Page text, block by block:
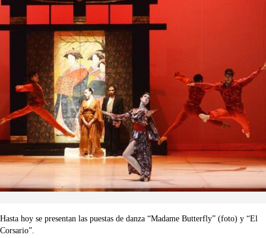
Hasta hoy se presentan las puestas de danza “Madame Butterfly” (foto) y “El
Corsario”.